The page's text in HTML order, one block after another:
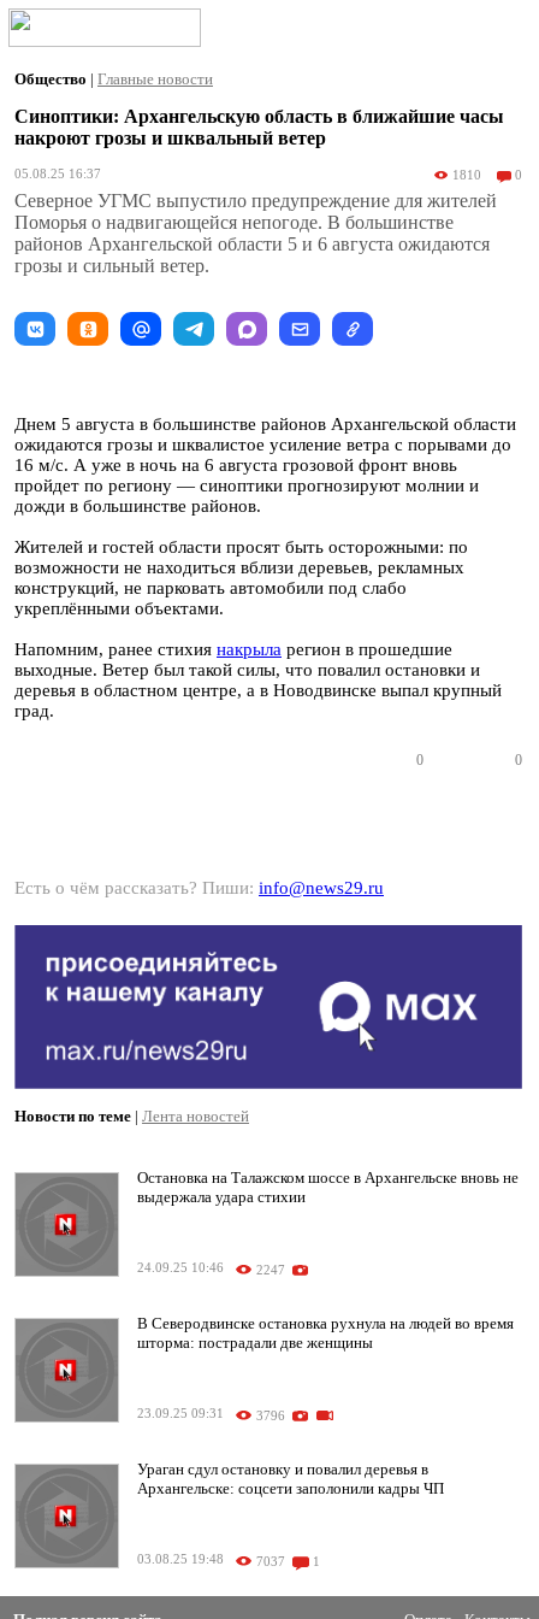
Общество | Главные новости
Синоптики: Архангельскую область в ближайшие часы
накроют грозы и шквальный ветер
05.08.25 16:37 1810 0
Северное УГМС выпустило предупреждение для жителей
Поморья о надвигающейся непогоде. В большинстве
районов Архангельской области 5 и 6 августа ожидаются
грозы и сильный ветер.
Днем 5 августа в большинстве районов Архангельской области
ожидаются грозы и шквалистое усиление ветра с порывами до
16 м/с. А уже в ночь на 6 августа грозовой фронт вновь
пройдет по региону — синоптики прогнозируют молнии и
дожди в большинстве районов.
Жителей и гостей области просят быть осторожными: по
возможности не находиться вблизи деревьев, рекламных
конструкций, не парковать автомобили под слабо
укреплёнными объектами.
Напомним, ранее стихия накрыла регион в прошедшие
выходные. Ветер был такой силы, что повалил остановки и
деревья в областном центре, а в Новодвинске выпал крупный
град.
0 0
Есть о чём рассказать? Пиши: info@news29.ru
Новости по теме | Лента новостей
Остановка на Талажском шоссе в Архангельске вновь не
выдержала удара стихии
24.09.25 10:46 2247
В Северодвинске остановка рухнула на людей во время
шторма: пострадали две женщины
23.09.25 09:31 3796
Ураган сдул остановку и повалил деревья в
Архангельске: соцсети заполонили кадры ЧП
03.08.25 19:48 7037 1